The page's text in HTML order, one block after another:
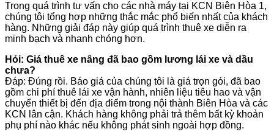
Trong quá trình tư vấn cho các nhà máy tại KCN Biên Hòa 1,
chúng tôi tổng hợp những thắc mắc phổ biến nhất của khách
hàng. Những giải đáp này giúp quá trình thuê xe diễn ra
minh bạch và nhanh chóng hơn.
Hỏi: Giá thuê xe nâng đã bao gồm lương lái xe và dầu
chưa?
Đáp: Đúng rồi. Báo giá của chúng tôi là giá trọn gói, đã bao
gồm chi phí thuê lái xe vận hành, nhiên liệu tiêu hao và vận
chuyển thiết bị đến địa điểm trong nội thành Biên Hòa và các
KCN lân cận. Khách hàng không phải trả thêm bất kỳ khoản
phụ phí nào khác nếu không phát sinh ngoài hợp đồng.